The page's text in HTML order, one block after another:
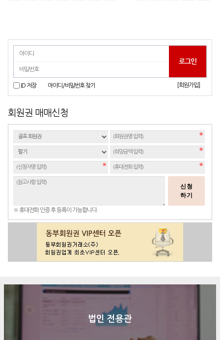
ID 저장 아이디/비밀번호 찾기 [회원가입]
회원권 매매신청
신청
하기
※ 휴대전화 인증 후 등록이 가능합니다.
법인 전용관